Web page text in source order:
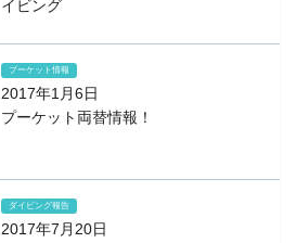
イビング
プーケット情報
2017年1月6日
プーケット両替情報！
ダイビング報告
2017年7月20日